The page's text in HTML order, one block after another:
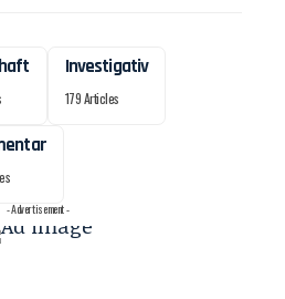
Investigativ
179 Articles
- Advertisement -